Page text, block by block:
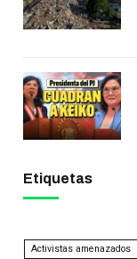
Etiquetas
Activistas amenazados